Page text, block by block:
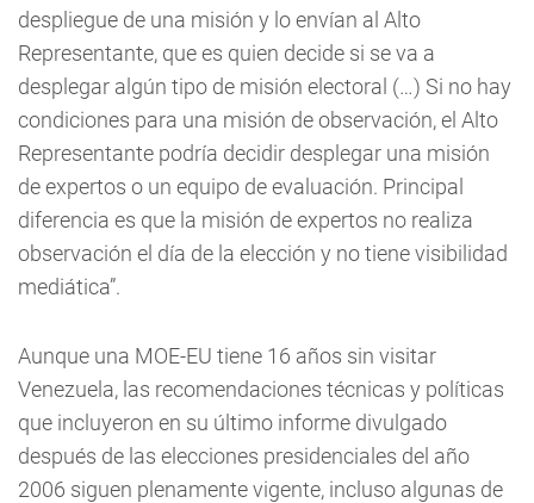
despliegue de una misión y lo envían al Alto
Representante, que es quien decide si se va a
desplegar algún tipo de misión electoral (…) Si no hay
condiciones para una misión de observación, el Alto
Representante podría decidir desplegar una misión
de expertos o un equipo de evaluación. Principal
diferencia es que la misión de expertos no realiza
observación el día de la elección y no tiene visibilidad
mediática”.
Aunque una MOE-EU tiene 16 años sin visitar
Venezuela, las recomendaciones técnicas y políticas
que incluyeron en su último informe divulgado
después de las elecciones presidenciales del año
2006 siguen plenamente vigente, incluso algunas de